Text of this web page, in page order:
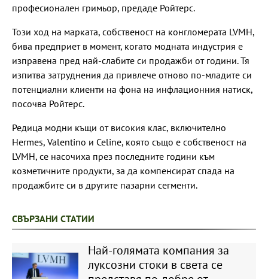
професионален гримьор, предаде Ройтерс.
Този ход на марката, собственост на конгломерата LVMH,
бива предприет в момент, когато модната индустрия е
изправена пред най-слабите си продажби от години. Тя
изпитва затруднения да привлече отново по-младите си
потенциални клиенти на фона на инфлационния натиск,
посочва Ройтерс.
Редица модни къщи от високия клас, включително
Hermes, Valentino и Celine, която също е собственост на
LVMH, се насочиха през последните години към
козметичните продукти, за да компенсират спада на
продажбите си в другите пазарни сегменти.
СВЪРЗАНИ СТАТИИ
Най-голямата компания за
луксозни стоки в света се